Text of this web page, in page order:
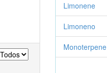
Limonene
Limoneno
Monoterpene